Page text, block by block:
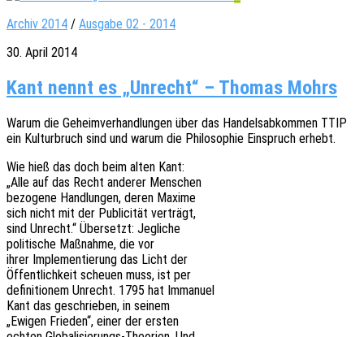
Archiv 2014 / Ausgabe 02 - 2014
30. April 2014
Kant nennt es „Unrecht“ – Thomas Mohrs
Warum die Geheim­ver­hand­lun­gen über das Handels­ab­kom­men TTIP
ein Kultur­bruch sind und warum die Philo­so­phie Einspruch erhebt.
Wie hieß das doch beim alten Kant:
„Alle auf das Recht ande­rer Menschen
bezo­ge­ne Hand­lun­gen, deren Maxime
sich nicht mit der Publi­ci­tät verträgt,
sind Unrecht.“ Über­setzt: Jegliche
poli­ti­sche Maßnah­me, die vor
ihrer Imple­men­tie­rung das Licht der
Öffent­lich­keit scheu­en muss, ist per
defi­ni­tio­nem Unrecht. 1795 hat Immanuel
Kant das geschrie­ben, in seinem
„Ewigen Frie­den“, einer der ersten